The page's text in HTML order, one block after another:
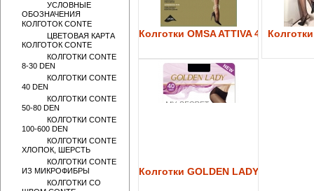
УСЛОВНЫЕ
ОБОЗНАЧЕНИЯ
КОЛГОТОК CONTE
ЦВЕТОВАЯ КАРТА
КОЛГОТОК CONTE
КОЛГОТКИ CONTE
8-30 DEN
КОЛГОТКИ CONTE
40 DEN
КОЛГОТКИ CONTE
50-80 DEN
КОЛГОТКИ CONTE
100-600 DEN
КОЛГОТКИ CONTE
ХЛОПОК, ШЕРСТЬ
КОЛГОТКИ CONTE
ИЗ МИКРОФИБРЫ
КОЛГОТКИ СО
Колготки OMSA ATTIVA 40
Колготки GOLDEN LADY My Secret